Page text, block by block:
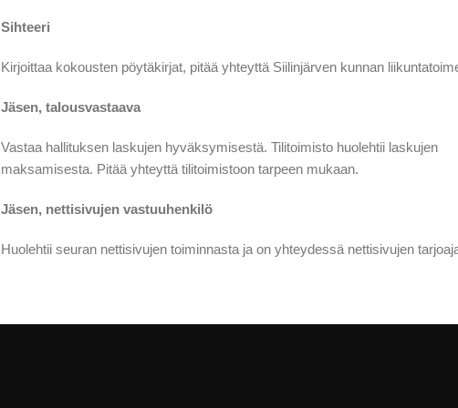
Sihteeri
Kirjoittaa kokousten pöytäkirjat, pitää yhteyttä Siilinjärven kunnan
Jäsen, talousvastaava
Vastaa hallituksen laskujen hyväksymisestä. Tilitoimisto huolehtii laskujen
maksamisesta. Pitää yhteyttä tilitoimistoon tarpeen mukaan.
Jäsen, nettisivujen vastuuhenkilö
Huolehtii seuran nettisivujen toiminnasta ja on yhteydessä nettisivujen